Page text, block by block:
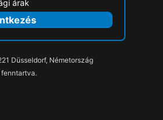
árak
Düsseldorf, Németország